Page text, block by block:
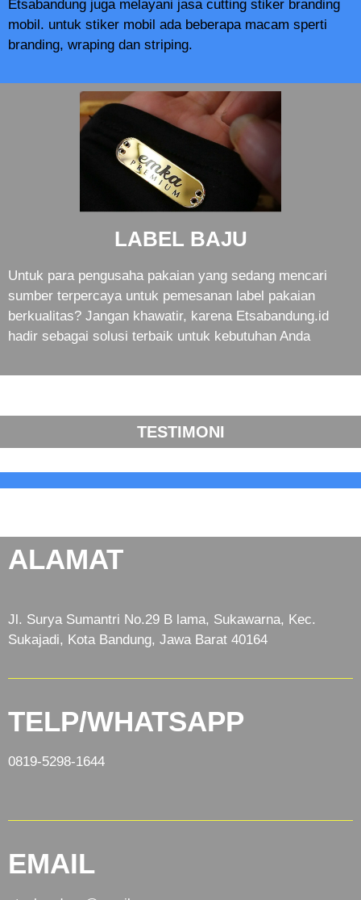
Etsabandung juga melayani jasa cutting stiker branding
mobil. untuk stiker mobil ada beberapa macam sperti
branding, wraping dan striping.
LABEL BAJU
Untuk para pengusaha pakaian yang sedang mencari
sumber terpercaya untuk pemesanan label pakaian
berkualitas? Jangan khawatir, karena Etsabandung.id
hadir sebagai solusi terbaik untuk kebutuhan Anda
TESTIMONI
ALAMAT
Jl. Surya Sumantri No.29 B lama, Sukawarna, Kec.
Sukajadi, Kota Bandung, Jawa Barat 40164
TELP/WHATSAPP
0819-5298-1644
EMAIL